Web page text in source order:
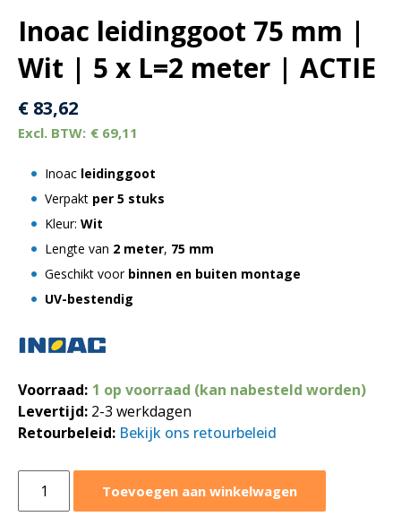
Inoac leidinggoot 75 mm |
Wit | 5 x L=2 meter | ACTIE
€ 83,62
€ 69,11
Inoac leidinggoot
Verpakt per 5 stuks
Kleur: Wit
Lengte van 2 meter, 75 mm
Geschikt voor binnen en buiten montage
UV-bestendig
Voorraad: 1 op voorraad (kan nabesteld worden)
Levertijd: 2-3 werkdagen
Retourbeleid: Bekijk ons retourbeleid
leidinggoot
Toevoegen aan winkelwagen